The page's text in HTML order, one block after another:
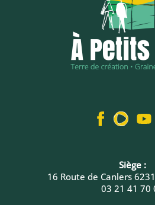
Siège :
16 Route de Canlers
03 21 41 70